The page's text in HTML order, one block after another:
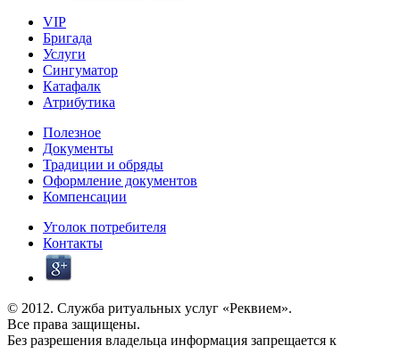
VIP
Бригада
Услуги
Сингуматор
Катафалк
Атрибутика
Полезное
Документы
Традиции и обряды
Оформление документов
Компенсации
Уголок потребителя
Контакты
© 2012. Служба ритуальных услуг «Реквием».
Все права защищены.
Без разрешения владельца информация запрещается к